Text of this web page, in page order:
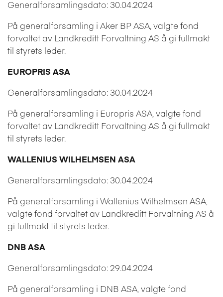
Generalforsamlingsdato: 30.04.2024
På generalforsamling i Aker BP ASA, valgte fond
forvaltet av Landkreditt Forvaltning AS å gi fullmakt
til styrets leder.
EUROPRIS ASA
Generalforsamlingsdato: 30.04.2024
På generalforsamling i Europris ASA, valgte fond
forvaltet av Landkreditt Forvaltning AS å gi fullmakt
til styrets leder.
WALLENIUS WILHELMSEN ASA
Generalforsamlingsdato: 30.04.2024
På generalforsamling i Wallenius Wilhelmsen ASA,
valgte fond forvaltet av Landkreditt Forvaltning AS å
gi fullmakt til styrets leder.
DNB ASA
Generalforsamlingsdato: 29.04.2024
På generalforsamling i DNB ASA, valgte fond